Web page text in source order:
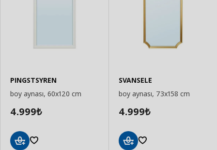
PINGSTSYREN
boy aynası, 60x120 cm
4.999₺
SVANSELE
boy aynası, 73x158 cm
4.999₺